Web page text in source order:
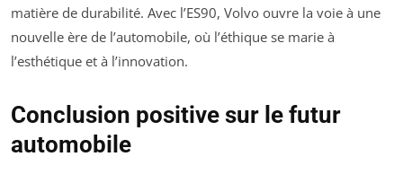
matière de durabilité. Avec l’ES90, Volvo ouvre la voie à une
nouvelle ère de l’automobile, où l’éthique se marie à
l’esthétique et à l’innovation.
Conclusion positive sur le futur
automobile